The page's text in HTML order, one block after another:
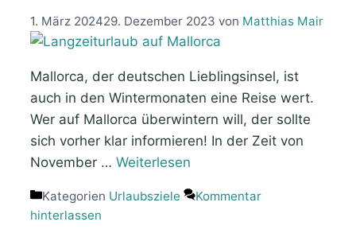
1. März 202429. Dezember 2023 von Matthias Mair
Mallorca, der deutschen Lieblingsinsel, ist
auch in den Wintermonaten eine Reise wert.
Wer auf Mallorca überwintern will, der sollte
sich vorher klar informieren! In der Zeit von
November … Weiterlesen
Kategorien Urlaubsziele
Kommentar
hinterlassen